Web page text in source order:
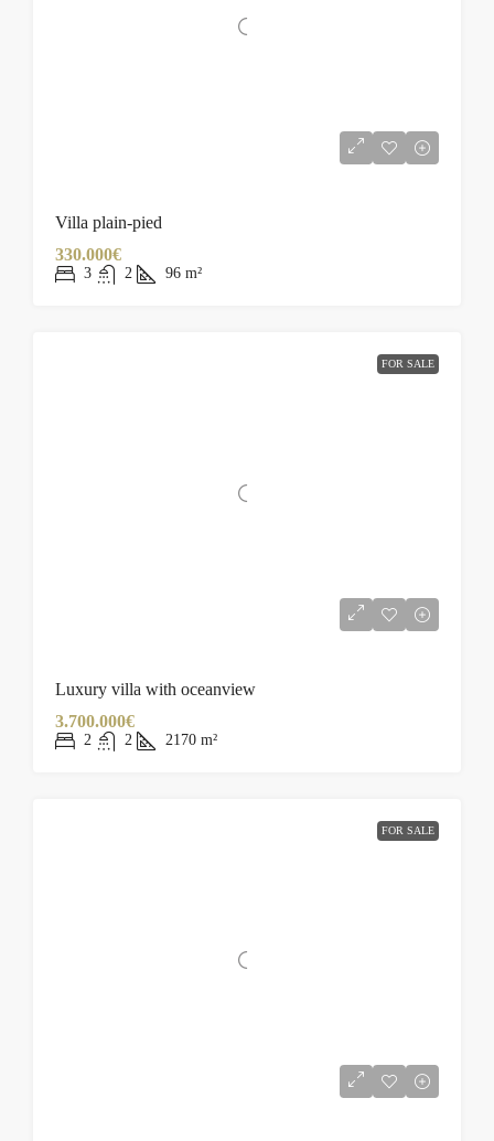
Villa plain-pied
330.000€
3 2 96 m²
FOR SALE
Luxury villa with oceanview
3.700.000€
2 2 2170 m²
FOR SALE